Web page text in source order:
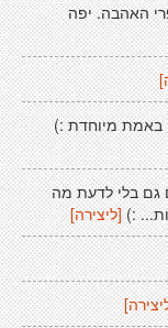
האהבה. יפה
באמת מיוחדת :)
גם בלי לדעת מה
:) [ליצירה]